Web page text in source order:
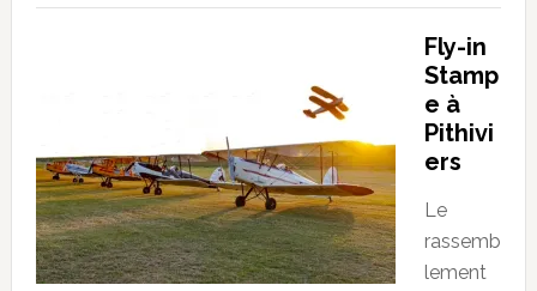
Fly-in
Stamp
e à
Pithivi
ers
Le
rassemb
lement